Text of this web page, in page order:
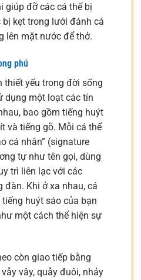
giúp đỡ các cá thể bị
kẹt trong lưới đánh cá
lên mặt nước để thở.
phú
thiết yếu trong đời sống
dụng một loạt các tín
bao gồm tiếng huýt
và tiếng gõ. Mỗi cá thể
cá nhân” (signature
tự như tên gọi, dùng
trì liên lạc với các
đàn. Khi ở xa nhau, cá
huýt sáo của bạn
một cách thể hiện sự
còn giao tiếp bằng
vây, quẫy đuôi, nhảy